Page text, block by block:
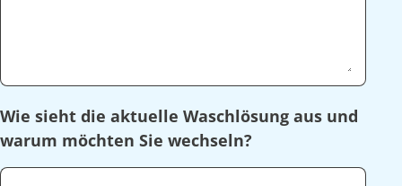
Wie sieht die aktuelle Waschlösung aus und
warum möchten Sie wechseln?